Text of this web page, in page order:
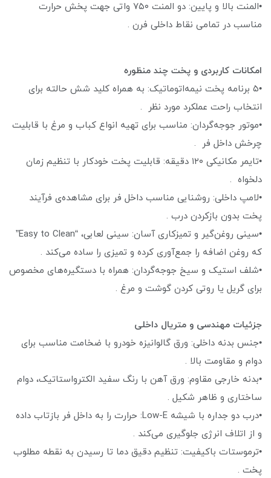
•المنت بالا و پایین: دو المنت ۷۵۰ واتی جهت پخش حرارت
مناسب در تمامی نقاط داخلی فرن .
امکانات کاربردی و پخت چند منظوره
•۵ برنامه پخت نیمه‌اتوماتیک: به همراه کلید شش حالته برای
انتخاب راحت عملکرد مورد نظر .
•موتور جوجه‌گردان: مناسب برای تهیه انواع کباب و مرغ با قابلیت
چرخش داخل فر .
•تایمر مکانیکی ۱۲۰ دقیقه: قابلیت پخت خودکار با تنظیم زمان
دلخواه .
•لامپ داخلی: روشنایی مناسب داخل فر برای مشاهده‌ی فرآیند
پخت بدون بازکردن درب .
•سینی روغن‌گیر و تمیزکاری آسان: سینی لعابی، “Easy to Clean”
که روغن اضافه را جمع‌آوری کرده و تمیزی را ساده می‌کند .
•شلف استیک و سیخ جوجه‌گردان: همراه با دستگیره‌های مخصوص
برای گریل یا روتی کردن گوشت و مرغ .
جزئیات مهندسی و متریال داخلی
•جنس بدنه داخلی: ورق گالوانیزه‌ خودرو با ضخامت مناسب برای
دوام و مقاومت بالا .
•بدنه خارجی مقاوم: ورق آهن با رنگ سفید الکترواستاتیک، دوام
ساختاری و ظاهر شکیل .
•درب دو جداره با شیشه Low-E: حرارت را به داخل فر بازتاب داده
و از اتلاف انرژی جلوگیری می‌کند .
•ترموستات باکیفیت: تنظیم دقیق دما تا رسیدن به نقطه مطلوب
پخت .